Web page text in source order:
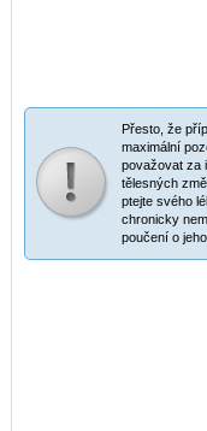
Přesto, že
maximální
považovat za
tělesných
ptejte svého
chronicky
poučení o